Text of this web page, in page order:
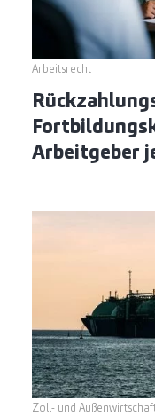
Arbeitsrecht
Arbeitgeber
Zoll- und